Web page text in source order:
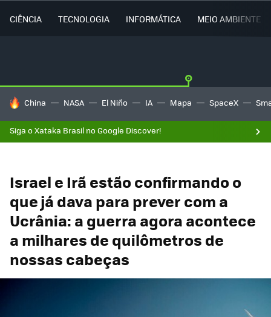
CIÊNCIA TECNOLOGIA INFORMÁTICA MEIO AMBIENTE
TENDÊNCIAS DO DIA
China NASA El Niño IA Mapa SpaceX
Siga o Xataka Brasil no Google Discover!
Israel e Irã estão confirmando o
que já dava para prever com a
Ucrânia: a guerra agora acontece
a milhares de quilômetros de
nossas cabeças